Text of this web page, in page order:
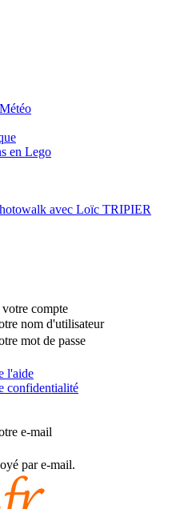
en Lego
avec Loïc TRIPIER
compte
nom d'utilisateur
mot de passe
l'aide
confidentialité
e-mail
par e-mail.